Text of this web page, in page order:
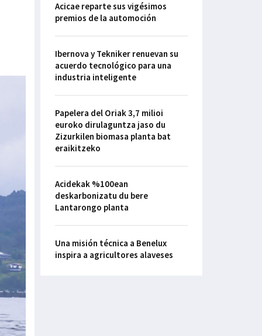
Acicae reparte sus vigésimos
premios de la automoción
Ibernova y Tekniker renuevan su
acuerdo tecnológico para una
industria inteligente
Papelera del Oriak 3,7 milioi
euroko dirulaguntza jaso du
Zizurkilen biomasa planta bat
eraikitzeko
Acidekak %100ean
deskarbonizatu du bere
Lantarongo planta
Una misión técnica a Benelux
inspira a agricultores alaveses